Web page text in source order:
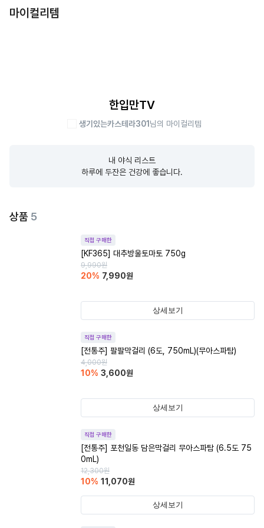
마이컬리템
한입만TV
생기있는카스테라301 님의 마이컬리템
내 야식 리스트
하루에 두잔은 건강에 좋습니다.
상품 5
직접 구매한
[KF365] 대추방울토마토 750g
9,990원
20% 7,990원
상세보기
직접 구매한
[전통주] 팔팔막걸리 (6도, 750mL)(무아스파탐)
4,000원
10% 3,600원
상세보기
직접 구매한
[전통주] 포천일동 담은막걸리 무아스파탐 (6.5도 75
0mL)
12,300원
10% 11,070원
상세보기